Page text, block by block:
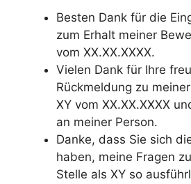
Besten Dank für die
zum Erhalt meiner
vom XX.XX.XXXX.
Vielen Dank für Ihre
Rückmeldung zu
XY vom XX.XX.XXXX
an meiner Person.
Danke, dass Sie sich
haben, meine Fragen
Stelle als XY so